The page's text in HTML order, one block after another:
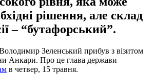
рішення, але склад
– “бутафорський”.
Зеленський прибув з візитом
Анкари. Про це глава держави
в четвер, 15 травня.